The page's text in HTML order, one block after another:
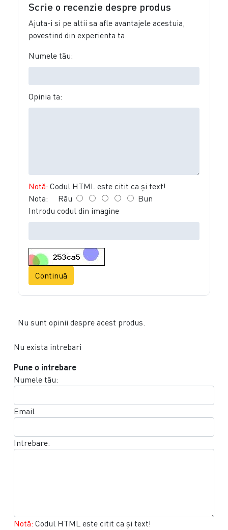
Scrie o recenzie despre produs
Ajuta-i si pe altii sa afle avantajele acestuia,
povestind din experienta ta.
Numele tău:
Opinia ta:
Notă: Codul HTML este citit ca şi text!
Nota: Rău
Bun
Introdu codul din imagine
Continuă
Nu sunt opinii despre acest produs.
Nu exista intrebari
Pune o intrebare
Numele tău:
Email
Intrebare:
Notă: Codul HTML este citit ca şi text!